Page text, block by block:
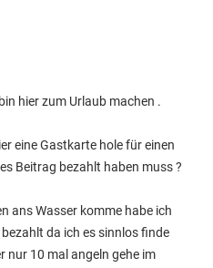
hier zum Urlaub machen .
eine Gastkarte hole für einen
Beitrag bezahlt haben muss ?
ans Wasser komme habe ich
da ich es sinnlos finde
nur 10 mal angeln gehe im